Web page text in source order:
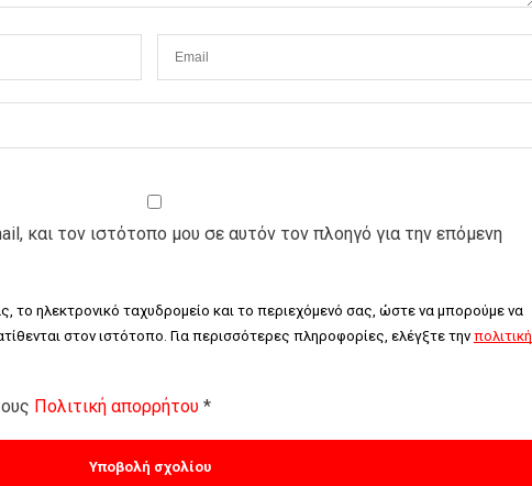
και τον ιστότοπο μου σε αυτόν τον πλοηγό για την επόμενη
το ηλεκτρονικό ταχυδρομείο και το περιεχόμενό σας, ώστε να μπορούμε να
στον ιστότοπο. Για περισσότερες πληροφορίες, ελέγξτε την πολιτική
Πολιτική απορρήτου *